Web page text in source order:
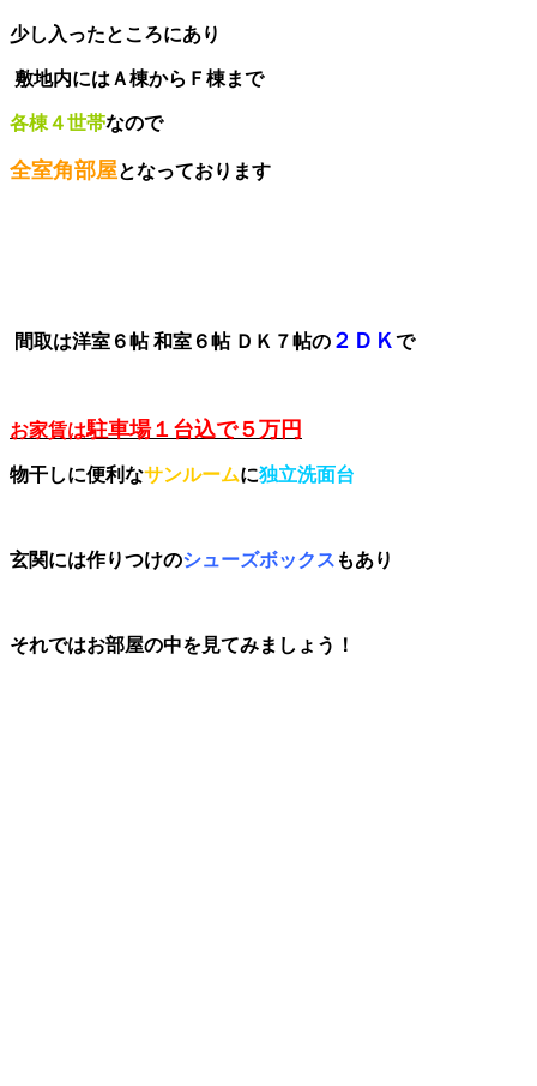
少し入ったところにあり
敷地内にはＡ棟からＦ棟まで
各棟４世帯なので
全室角部屋となっております
間取は洋室６帖 和室６帖 ＤＫ７帖の ２ＤＫで
お家賃は駐車場１台込で５万円
物干しに便利なサンルームに独立洗面台
玄関には作りつけのシューズボックス もあり
それではお部屋の中を見てみましょう！